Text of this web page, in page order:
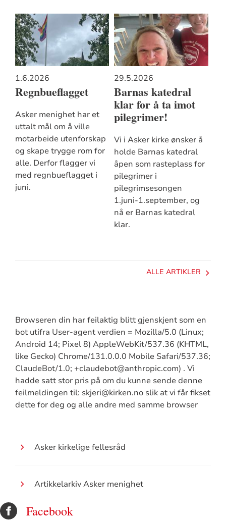
1.6.2026
Regnbueflagget
Asker menighet har et
uttalt mål om å ville
motarbeide utenforskap
og skape trygge rom for
alle. Derfor flagger vi
med regnbueflagget i
juni.
29.5.2026
Barnas katedral
klar for å ta imot
pilegrimer!
Vi i Asker kirke ønsker å
holde Barnas katedral
åpen som rasteplass for
pilegrimer i
pilegrimsesongen
1.juni-1.september, og
nå er Barnas katedral
klar.
ALLE ARTIKLER
Browseren din har feilaktig blitt gjenskjent som en
bot utifra User-agent verdien = Mozilla/5.0 (Linux;
Android 14; Pixel 8) AppleWebKit/537.36 (KHTML,
like Gecko) Chrome/131.0.0.0 Mobile Safari/537.36;
ClaudeBot/1.0; +claudebot@anthropic.com) . Vi
hadde satt stor pris på om du kunne sende denne
feilmeldingen til: skjeri@kirken.no slik at vi får fikset
dette for deg og alle andre med samme browser
Asker kirkelige fellesråd
Artikkelarkiv Asker menighet
Facebook